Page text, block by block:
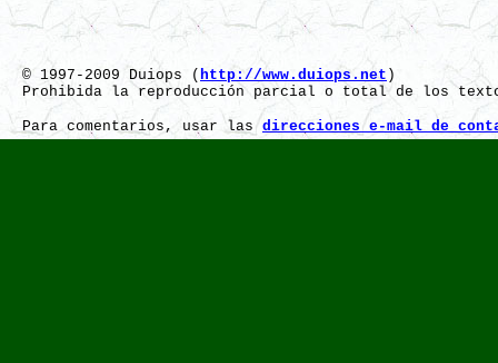
© 1997-2009 Duiops ( http://www.duiops.net )
Prohibida la reproducción parcial o total de los
Para comentarios, usar las direcciones e-mail de